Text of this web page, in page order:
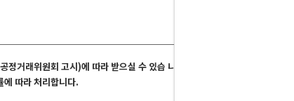
거래위원회 고시)에 따라 받으실 수 있습 니다.
에 따라 처리합니다.